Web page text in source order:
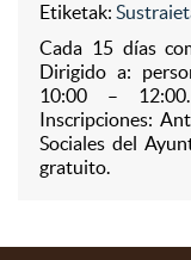
Etiketak:
Cada 15 días
Dirigido a:
10:00 –
Inscripciones:
Sociales del
gratuito.